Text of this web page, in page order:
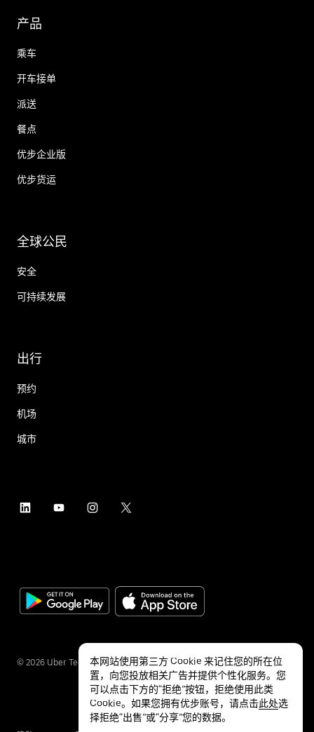
产品
乘车
开车接单
派送
餐点
优步企业版
优步货运
全球公民
安全
可持续发展
出行
预约
机场
城市
© 2026 Uber Technologies Inc.
本网站使用第三方 Cookie 来记住您的所在位
置，向您投放相关广告并提供个性化服务。您
可以点击下方的“拒绝”按钮，拒绝使用此类
Cookie。如果您拥有优步账号，请点击此处选
择拒绝“出售”或“分享”您的数据。